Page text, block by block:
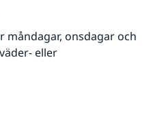
måndagar, onsdagar och
eller